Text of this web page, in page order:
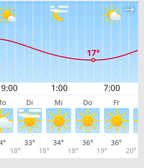
Di Mi Do Fr
18°
33°
18°
34°
18°
36°
19°
36°
20°